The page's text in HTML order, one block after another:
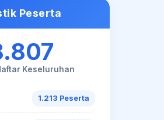
Peserta
Keseluruhan
1.213 Peserta